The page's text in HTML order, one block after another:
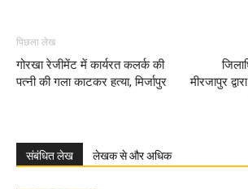
पिछला लेख
गोरखा रेजीमेंट में कार्यरत कलर्क की
पत्नी की गला काटकर हत्या, मिर्जापुर
मीरजापुर
संबंधित लेख लेखक से और अधिक